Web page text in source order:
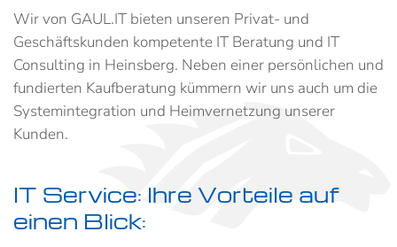
Wir von GAUL.IT bieten unseren Privat- und
Geschäftskunden kompetente IT Beratung und IT
Consulting in Heinsberg. Neben einer persönlichen und
fundierten Kaufberatung kümmern wir uns auch um die
Systemintegration und Heimvernetzung unserer
Kunden.
IT Service: Ihre Vorteile auf
einen Blick: